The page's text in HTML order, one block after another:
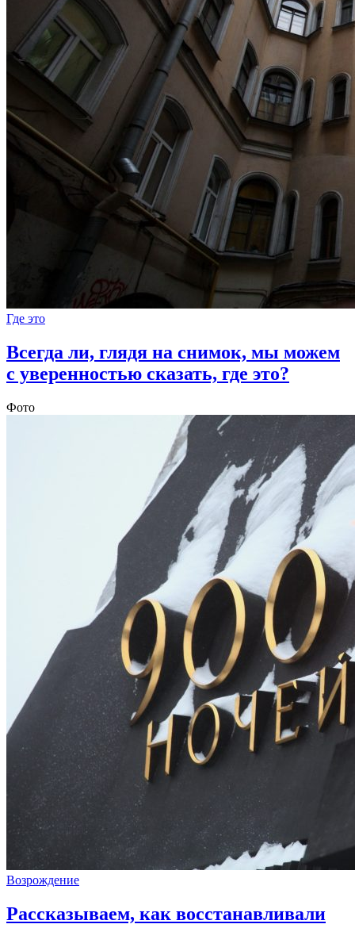
Где это
Всегда ли, глядя на снимок, мы можем
с уверенностью сказать, где это?
Фото
Возрождение
Рассказываем, как восстанавливали